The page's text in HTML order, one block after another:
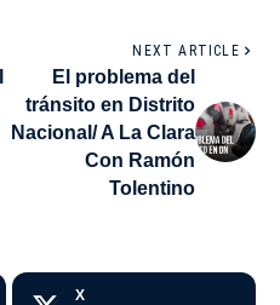
NEXT ARTICLE
El problema del
tránsito en Distrito
Nacional/ A La Clara
Con Ramón
Tolentino
X